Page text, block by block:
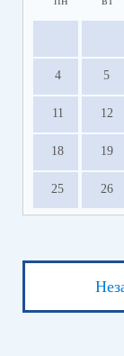
4 5
11 12
18 19
25 26